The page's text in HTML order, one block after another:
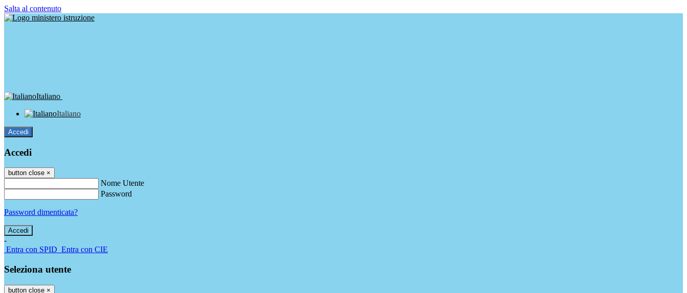
Salta al contenuto
Italiano
Italiano
Accedi
Accedi
button close ×
Nome Utente
Password
Password dimenticata?
-
Entra con SPID Entra con CIE
Seleziona utente
button close ×